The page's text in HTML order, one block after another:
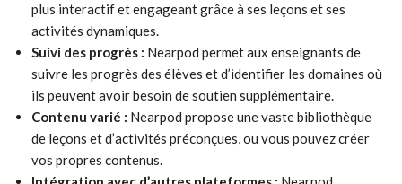
plus interactif et engageant grâce à ses leçons et ses
activités dynamiques.
Suivi des progrès : Nearpod permet aux enseignants de
suivre les progrès des élèves et d’identifier les domaines où
ils peuvent avoir besoin de soutien supplémentaire.
Contenu varié : Nearpod propose une vaste bibliothèque
de leçons et d’activités préconçues, ou vous pouvez créer
vos propres contenus.